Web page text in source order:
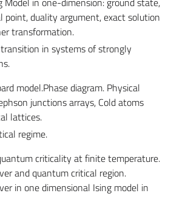
point, duality argument, exact solution
transformation.
in systems of strongly
model.Phase diagram. Physical
junctions arrays, Cold atoms
lattices.
regime.
criticality at finite temperature.
and quantum critical region.
in one dimensional Ising model in